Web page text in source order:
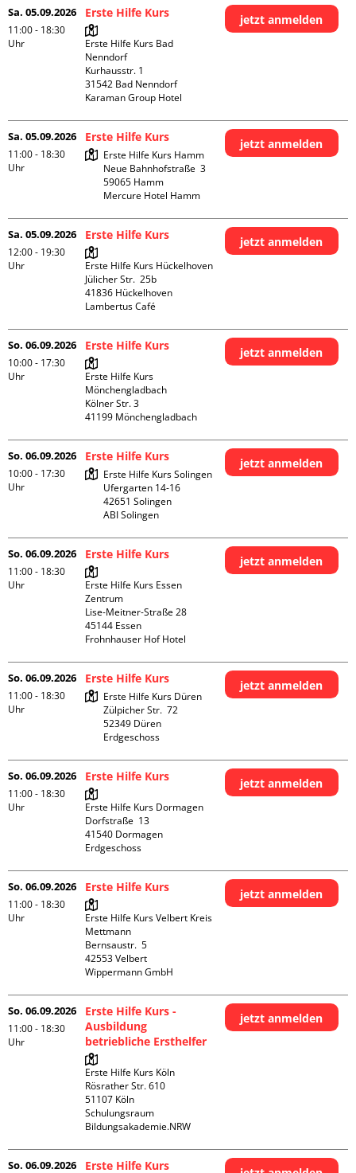
Sa. 05.09.2026
11:00 - 18:30
Uhr
Erste Hilfe Kurs
Erste Hilfe Kurs Bad
Nenndorf
Kurhausstr. 1
31542 Bad Nenndorf
Karaman Group Hotel
jetzt anmelden
Sa. 05.09.2026
11:00 - 18:30
Uhr
Erste Hilfe Kurs
Erste Hilfe Kurs Hamm
Neue Bahnhofstraße  3
59065 Hamm
Mercure Hotel Hamm
jetzt anmelden
Sa. 05.09.2026
12:00 - 19:30
Uhr
Erste Hilfe Kurs
Erste Hilfe Kurs Hückelhoven
Jülicher Str.  25b
41836 Hückelhoven
Lambertus Café
jetzt anmelden
So. 06.09.2026
10:00 - 17:30
Uhr
Erste Hilfe Kurs
Erste Hilfe Kurs
Mönchengladbach
Kölner Str. 3
jetzt anmelden
So. 06.09.2026
10:00 - 17:30
Uhr
Erste Hilfe Kurs
Erste Hilfe Kurs Solingen
Ufergarten 14-16
42651 Solingen
ABI Solingen
jetzt anmelden
So. 06.09.2026
11:00 - 18:30
Uhr
Erste Hilfe Kurs
Erste Hilfe Kurs Essen
Zentrum
Lise-Meitner-Straße 28
45144 Essen
Frohnhauser Hof Hotel
jetzt anmelden
So. 06.09.2026
11:00 - 18:30
Uhr
Erste Hilfe Kurs
Erste Hilfe Kurs Düren
Zülpicher Str.  72
52349 Düren
Erdgeschoss
jetzt anmelden
So. 06.09.2026
11:00 - 18:30
Uhr
Erste Hilfe Kurs
Erste Hilfe Kurs Dormagen
Dorfstraße  13
41540 Dormagen
Erdgeschoss
jetzt anmelden
So. 06.09.2026
11:00 - 18:30
Uhr
Erste Hilfe Kurs
Erste Hilfe Kurs Velbert Kreis
Mettmann
Bernsaustr.  5
42553 Velbert
Wippermann GmbH
jetzt anmelden
So. 06.09.2026
11:00 - 18:30
Uhr
Erste Hilfe Kurs -
Ausbildung
betriebliche Ersthelfer
Erste Hilfe Kurs Köln
Rösrather Str. 610
51107 Köln
Schulungsraum
Bildungsakademie.NRW
jetzt anmelden
So. 06.09.2026 Erste Hilfe Kurs